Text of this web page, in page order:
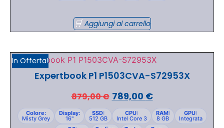
Aggiungi al carrello
In Offerta!
Expertbook P1 P1503CVA-S72953X
879,00€ 789,00 €
Colore:
Misty Grey
Display:
16"
SSD:
512 GB
CPU:
Intel Core 3
RAM:
8 GB
GPU:
Integrata